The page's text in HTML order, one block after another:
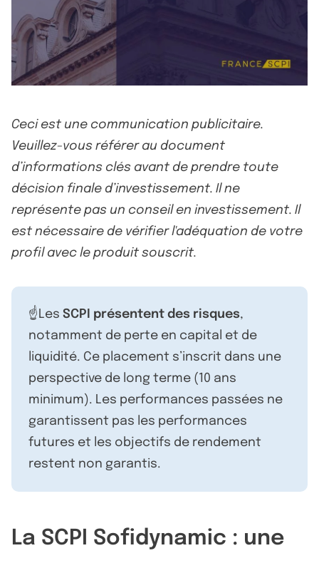
Ceci est une communication publicitaire.
Veuillez-vous référer au document
d’informations clés avant de prendre toute
décision finale d’investissement. Il ne
représente pas un conseil en investissement. Il
est nécessaire de vérifier l'adéquation de votre
profil avec le produit souscrit.
☝️Les SCPI présentent des risques,
notamment de perte en capital et de
liquidité. Ce placement s’inscrit dans une
perspective de long terme (10 ans
minimum). Les performances passées ne
garantissent pas les performances
futures et les objectifs de rendement
restent non garantis.
La SCPI Sofidynamic : une